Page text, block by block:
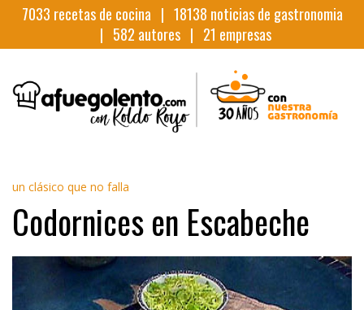
7033 recetas de cocina | 18138 noticias de gastronomia
| 582 autores | 21 empresas
un clásico que no falla
Codornices en Escabeche